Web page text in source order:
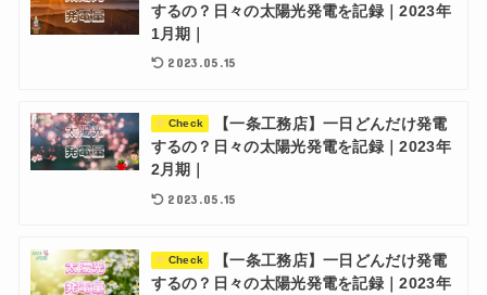
するの？日々の太陽光発電を記録｜2023年
1月期｜
2023.05.15
Check
【一条工務店】一日どんだけ発電
するの？日々の太陽光発電を記録｜2023年
2月期｜
2023.05.15
Check
【一条工務店】一日どんだけ発電
するの？日々の太陽光発電を記録｜2023年